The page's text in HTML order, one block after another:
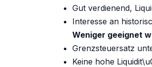
Gut verdienend,
Interesse an
Weniger geeignet
Grenzsteuersatz
Keine hohe